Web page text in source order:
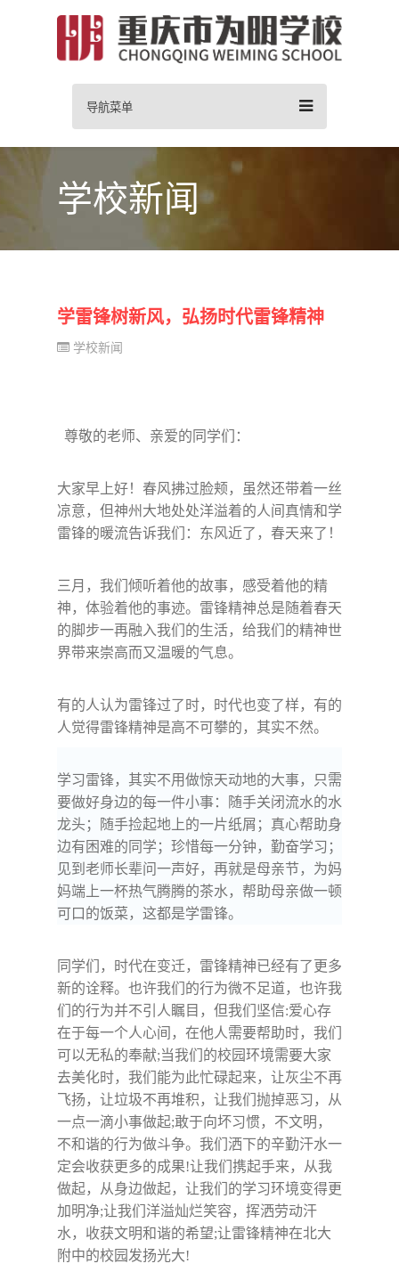
导航菜单
学校新闻
学雷锋树新风，弘扬时代雷锋精神
学校新闻
尊敬的老师、亲爱的同学们：
大家早上好！ 春风拂过脸颊，虽然还带着一丝
凉意，但神州大地处处洋溢着的人间真情和学
雷锋的暖流告诉我们：东风近了，春天来了！
三月，我们倾听着他的故事，感受着他的精
神，体验着他的事迹。雷锋精神总是随着春天
的脚步一再融入我们的生活，给我们的精神世
界带来崇高而又温暖的气息。
有的人认为雷锋过了时，时代也变了样，有的
人觉得雷锋精神是高不可攀的，其实不然。
学习雷锋，其实不用做惊天动地的大事，只需
要做好身边的每一件小事：随手关闭流水的水
龙头；随手捡起地上的一片纸屑；真心帮助身
边有困难的同学；珍惜每一分钟，勤奋学习；
见到老师长辈问一声好，再就是母亲节，为妈
妈端上一杯热气腾腾的茶水，帮助母亲做一顿
可口的饭菜，这都是学雷锋。
同学们，时代在变迁，雷锋精神已经有了更多
新的诠释。也许我们的行为微不足道，也许我
们的行为并不引人瞩目，但我们坚信:爱心存
在于每一个人心间，在他人需要帮助时，我们
可以无私的奉献;当我们的校园环境需要大家
去美化时，我们能为此忙碌起来，让灰尘不再
飞扬，让垃圾不再堆积，让我们抛掉恶习，从
一点一滴小事做起;敢于向坏习惯，不文明，
不和谐的行为做斗争。我们洒下的辛勤汗水一
定会收获更多的成果!让我们携起手来，从我
做起，从身边做起，让我们的学习环境变得更
加明净;让我们洋溢灿烂笑容，挥洒劳动汗
水，收获文明和谐的希望;让雷锋精神在北大
附中的校园发扬光大!